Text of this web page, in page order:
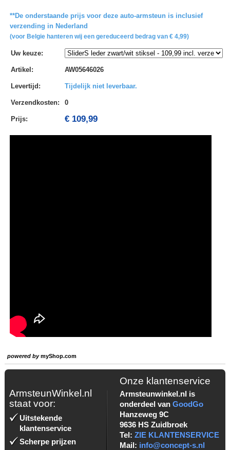
**De onderstaande prijs voor deze auto-armsteun is inclusief
verzending in Nederland
(voor Belgie hanteren wij een gereduceerd bedrag van € 4,99)
Uw keuze:
Artikel : AW05646026
Levertijd : Tijdelijk niet leverbaar.
Verzendkosten: 0
Prijs: € 109,99
powered bymyShop.com
ArmsteunWinkel.nl
staat voor:
Uitstekende
klantenservice
Scherpe prijzen
Onze klantenservice
Armsteunwinkel.nl is
onderdeel van GoodGo
Hanzeweg 9C
9636 HS Zuidbroek
Tel: ZIE KLANTENSERVICE
Mail: info@concept-s.nl